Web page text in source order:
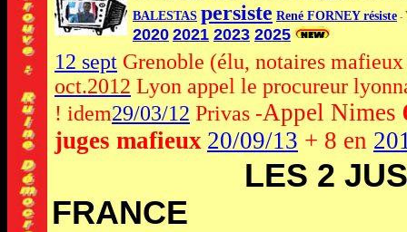
BALESTAS persiste René FORNEY résiste -
2020 2021 2023 2025
12 sept Grenoble (élu, notaires
oct.2012 Lyon appel le procureur
! idem29/03/12 Privas -Appel Nimes
juges mafieux 20/09/13 + 8 en
LES 2
FRANCE